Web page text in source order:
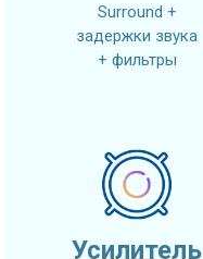
Surround +
задержки звука
+ фильтры
Усилитель